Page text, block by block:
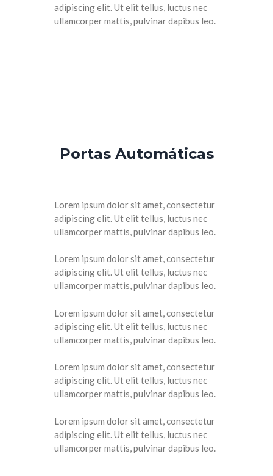
adipiscing elit. Ut elit tellus, luctus nec
ullamcorper mattis, pulvinar dapibus leo.
Portas Automáticas
Lorem ipsum dolor sit amet, consectetur
adipiscing elit. Ut elit tellus, luctus nec
ullamcorper mattis, pulvinar dapibus leo.
Lorem ipsum dolor sit amet, consectetur
adipiscing elit. Ut elit tellus, luctus nec
ullamcorper mattis, pulvinar dapibus leo.
Lorem ipsum dolor sit amet, consectetur
adipiscing elit. Ut elit tellus, luctus nec
ullamcorper mattis, pulvinar dapibus leo.
Lorem ipsum dolor sit amet, consectetur
adipiscing elit. Ut elit tellus, luctus nec
ullamcorper mattis, pulvinar dapibus leo.
Lorem ipsum dolor sit amet, consectetur
adipiscing elit. Ut elit tellus, luctus nec
ullamcorper mattis, pulvinar dapibus leo.